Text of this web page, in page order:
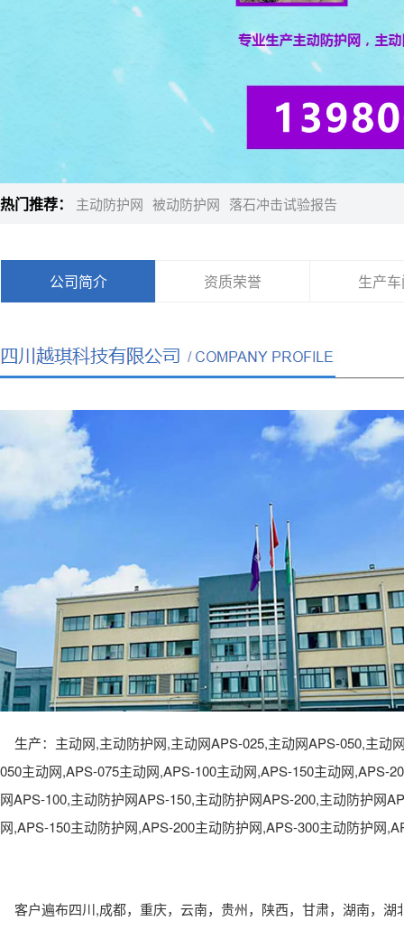
热门推荐： 主动防护网 被动防护网 落石冲击试验报告
公司简介 资质荣誉 生产
生产：主动网 ,主动防护网 ,主动网APS-025,主动网APS-050,主动
050主动网 ,APS-075主动网 ,APS-100主动网 ,APS-150主动网 ,APS-
网APS-100,主动防护网APS-150,主动防护网APS-200,主动防护网
网 ,APS-150主动防护网 ,APS-200主动防护网 ,APS-300主动防护网
客户遍布四川 ,成都，重庆，云南，贵州，陕西，甘肃，湖南，